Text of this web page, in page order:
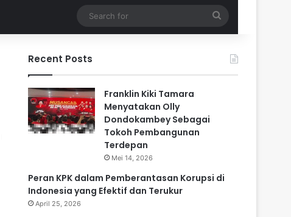
for
Recent Posts
Franklin Kiki Tamara
Menyatakan Olly
Dondokambey Sebagai
Tokoh Pembangunan
Terdepan
Mei 14, 2026
Peran KPK dalam Pemberantasan Korupsi di
Indonesia yang Efektif dan Terukur
April 25, 2026